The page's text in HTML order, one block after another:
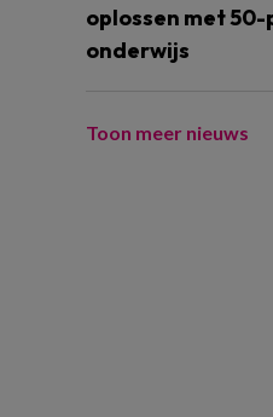
oplossen met 50-
onderwijs
Toon meer nieuws